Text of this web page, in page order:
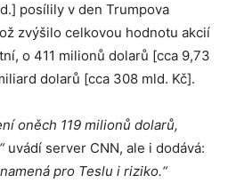
posílily v den Trumpova
zvýšilo celkovou hodnotu akcií
o 411 milionů dolarů [cca 9,73
dolarů [cca 308 mld. Kč].
oněch 119 milionů dolarů,
uvádí server CNN, ale i dodává:
pro Teslu i riziko.“